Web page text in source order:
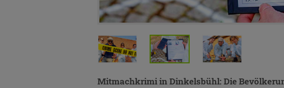
Mitmachkrimi in Dinkelsbühl: Die